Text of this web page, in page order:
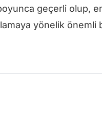
geçerli olup,
yönelik önemli